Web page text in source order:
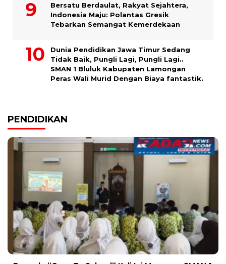
Bersatu Berdaulat, Rakyat Sejahtera,
Indonesia Maju: Polantas Gresik
Tebarkan Semangat Kemerdekaan
Dunia Pendidikan Jawa Timur Sedang
Tidak Baik, Pungli Lagi, Pungli Lagi..
SMAN 1 Bluluk Kabupaten Lamongan
Peras Wali Murid Dengan Biaya fantastik.
PENDIDIKAN